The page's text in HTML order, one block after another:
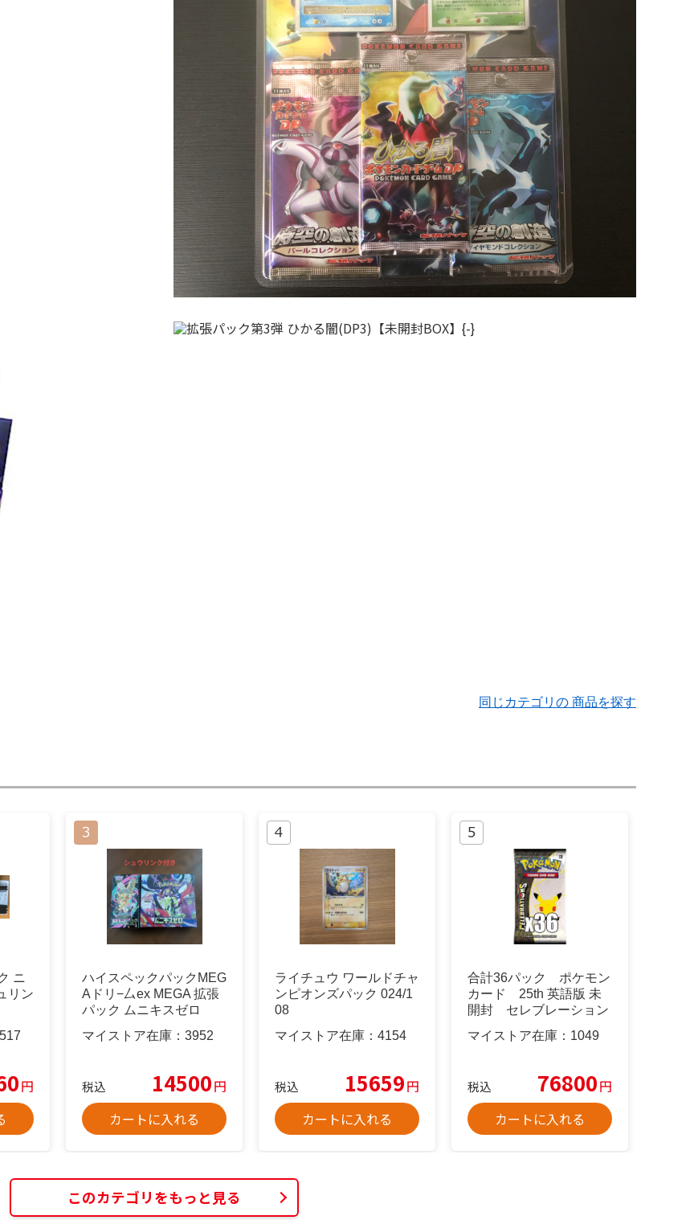
同じカテゴリの 商品を探す
ニ
リン
円
ハイスペックパックMEG
Aドリ−厶ex MEGA 拡張
パック ムニキスゼロ
マイストア在庫： 3952
税込 14500円
カートに入れる
ライチュウ ワールドチャ
ンピオンズパック 024/1
08
マイストア在庫： 4154
税込 15659円
カートに入れる
合計36パック ポケモン
カード 25th 英語版 未
開封 セレブレーション
マイストア在庫： 1049
税込 76800円
カートに入れる
このカテゴリをもっと見る